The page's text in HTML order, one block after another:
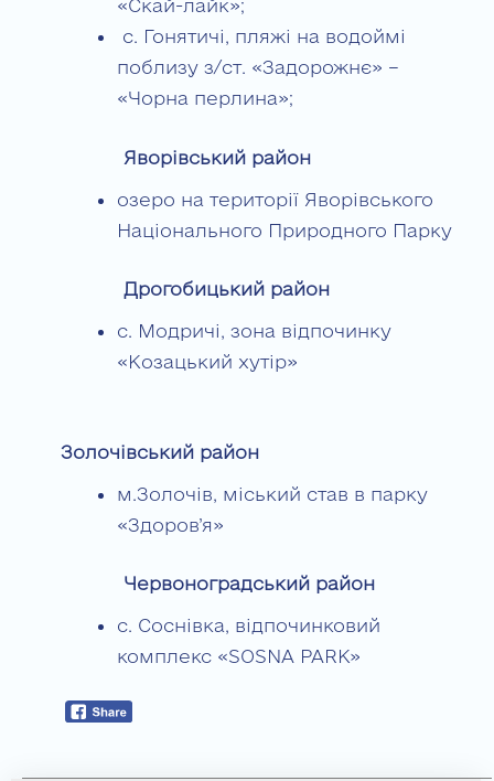
«Скай-лайк»;
с. Гонятичі, пляжі на водоймі
поблизу з/ст. «Задорожнє» –
«Чорна перлина»;
Яворівський район
озеро на території Яворівського
Національного Природного Парку
Дрогобицький район
с. Модричі, зона відпочинку
«Козацький хутір»
Золочівський район
м.Золочів, міський став в парку
«Здоров’я»
Червоноградський район
с. Соснівка, відпочинковий
комплекс «SOSNA PARK»